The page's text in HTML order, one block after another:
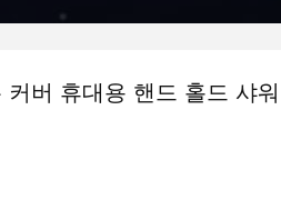
버 휴대용 핸드 홀드 샤